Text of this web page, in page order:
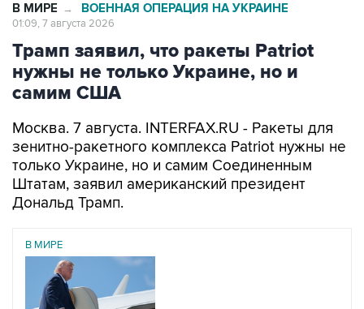
В МИРЕ → ВОЕННАЯ ОПЕРАЦИЯ НА УКРАИНЕ
01:09, 7 августа 2026
Трамп заявил, что ракеты Patriot
нужны не только Украине, но и
самим США
Москва. 7 августа. INTERFAX.RU - Ракеты для
зенитно-ракетного комплекса Patriot нужны не
только Украине, но и самим Соединенным
Штатам, заявил американский президент
Дональд Трамп.
В МИРЕ